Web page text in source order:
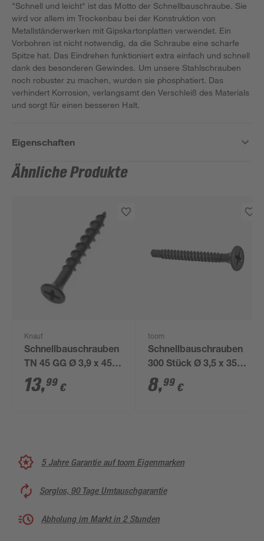
"Schnell und leicht" ist das Motto der Schnellbauschraube. Sie
wird vor allem im Trockenbau bei der Konstruktion von
Metallständerwerken mit Gipskartonplatten verwendet. Ein
Vorbohren ist nicht notwendig, da die Schraube eine scharfe
Spitze hat. Das Eindrehen funktioniert extra einfach und schnell
dank des besonderen Gewindes. Um unsere Stahlschrauben
noch robuster zu machen, wurden sie phosphatiert. Das
verhindert Korrosion, verlangsamt den Verschleiß des Materials
und sorgt für einen besseren Halt.
Eigenschaften
Ähnliche Produkte
Knauf
Schnellbauschrauben
TN 45 GG Ø 3,9 x 45
mm 250 Stück
13,99 €
toom
Schnellbauschrauben
300 Stück Ø 3,5 x 35
mm
8,99 €
5 Jahre Garantie auf toom Eigenmarken
Sorglos, 90 Tage Umtauschgarantie
Abholung im Markt in 2 Stunden